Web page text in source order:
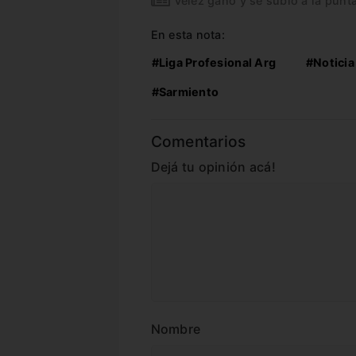
En esta nota:
#Liga Profesional Arg #Noticia
#Sarmiento
Comentarios
Dejá tu opinión acá!
Nombre